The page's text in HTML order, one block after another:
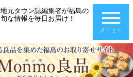
地元タウン誌編集者が福島の
旬な情報を毎日お届け！
メニュー